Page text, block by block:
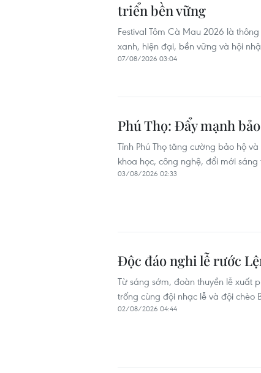
triển bền vững
Festival Tôm Cà Mau 2026 là
xanh, hiện đại, bền vững và hội
07/08/2026 03:04
Phú Thọ: Đẩy mạnh
Tỉnh Phú Thọ tăng cường bảo hộ
khoa học, công nghệ, đổi mới
03/08/2026 02:33
Độc đáo nghi lễ rước
Từ sáng sớm, đoàn thuyền lễ xuất
trống cùng đội nhạc lễ và đội chèo
02/08/2026 04:44